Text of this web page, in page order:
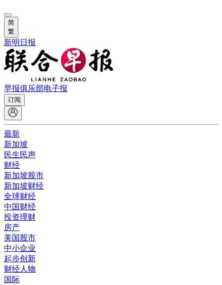
简
繁
新明日报
早报俱乐部电子报
订阅
最新
新加坡
民生民声
财经
新加坡股市
新加坡财经
全球财经
中国财经
投资理财
房产
美国股市
中小企业
起步创新
财经人物
国际